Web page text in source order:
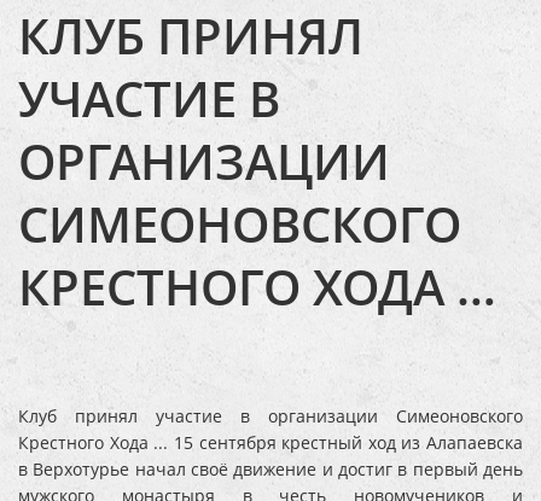
КЛУБ ПРИНЯЛ
УЧАСТИЕ В
ОРГАНИЗАЦИИ
СИМЕОНОВСКОГО
КРЕСТНОГО ХОДА …
Клуб принял участие в организации Симеоновского
Крестного Хода ... 15 сентября крестный ход из Алапаевска
в Верхотурье начал своё движение и достиг в первый день
мужского монастыря в честь новомучеников и